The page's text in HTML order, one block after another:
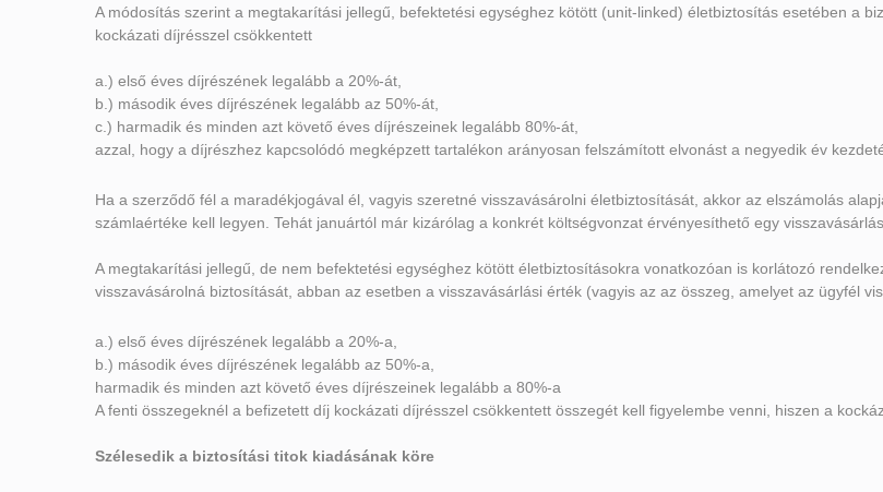
A módosítás szerint a megtakarítási jellegű, befektetési egységhez kötött (unit-linked) életbiztosítás esetében a
kockázati díjrésszel csökkentett
a.) első éves díjrészének legalább a 20%-át,
b.) második éves díjrészének legalább az 50%-át,
c.) harmadik és minden azt követő éves díjrészeinek legalább 80%-át,
azzal, hogy a díjrészhez kapcsolódó megképzett tartalékon arányosan felszámított elvonást a negyedik év
Ha a szerződő fél a maradékjogával él, vagyis szeretné visszavásárolni életbiztosítását, akkor az elszámolás
számlaértéke kell legyen. Tehát januártól már kizárólag a konkrét költségvonzat érvényesíthető egy
A megtakarítási jellegű, de nem befektetési egységhez kötött életbiztosításokra vonatkozóan is korlátozó
visszavásárolná biztosítását, abban az esetben a visszavásárlási érték (vagyis az az összeg, amelyet az ügyfél
a.) első éves díjrészének legalább a 20%-a,
b.) második éves díjrészének legalább az 50%-a,
harmadik és minden azt követő éves díjrészeinek legalább a 80%-a
A fenti összegeknél a befizetett díj kockázati díjrésszel csökkentett összegét kell figyelembe venni, hiszen a
Szélesedik a biztosítási titok kiadásának köre